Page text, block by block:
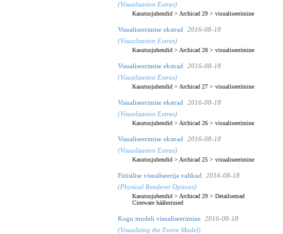
(Visualization Extras)
Kasutusjuhendid > Archicad 29 > visualiseerimine
Visualiseerimise ekstrad
2016-08-18
(Visualization Extras)
Kasutusjuhendid > Archicad 28 > visualiseerimine
Visualiseerimise ekstrad
2016-08-18
(Visualization Extras)
Kasutusjuhendid > Archicad 27 > visualiseerimine
Visualiseerimise ekstrad
2016-08-18
(Visualization Extras)
Kasutusjuhendid > Archicad 26 > visualiseerimine
Visualiseerimise ekstrad
2016-08-18
(Visualization Extras)
Kasutusjuhendid > Archicad 25 > visualiseerimine
Füüsilise visualiseerija valikud
2016-08-18
(Physical Renderer Options)
Kasutusjuhendid > Archicad 29 > Detailsemad
Cineware häälestused
Kogu mudeli visualiseerimine
2016-08-18
(Visualizing the Entire Model)